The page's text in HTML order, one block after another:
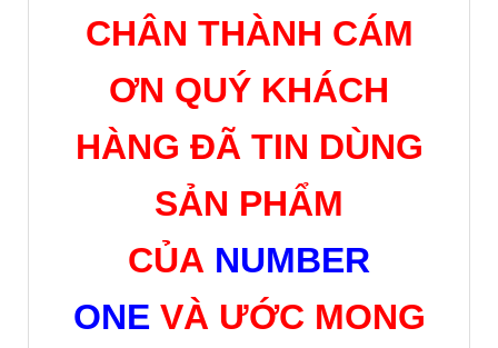
CHÂN THÀNH CÁM
ƠN QUÝ KHÁCH
HÀNG ĐÃ TIN DÙNG
SẢN PHẨM
CỦA NUMBER
ONEVÀ ƯỚC MONG